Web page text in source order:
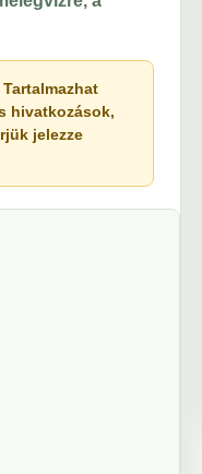
hivatkozások,
jelezze